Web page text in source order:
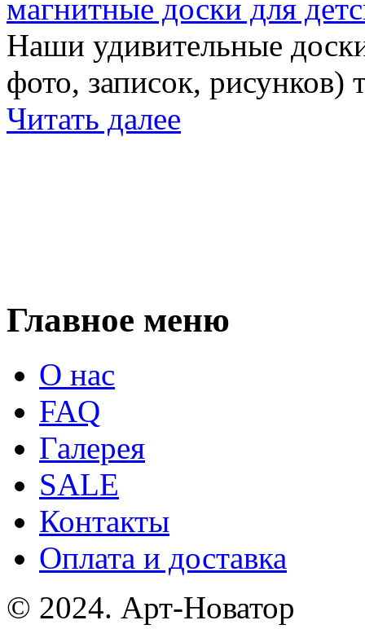
магнитные доски для
Наши удивительные
фото, записок,
Читать далее
Главное меню
О нас
FAQ
Галерея
SALE
Контакты
Оплата и доставка
© 2024. Арт-Новатор